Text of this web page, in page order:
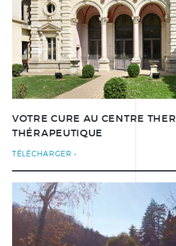
DOCUMENTATIONS
BONS CADEAUX
FORFAITS
SOINS VISAGE
SOINS MAINS ET PIEDS
ÉPILATION
LE CENTRE THERMAL
THÉRAPEUTIQUE
VOTRE CURE AU CENTRE
THÉRAPEUTIQUE
TÉLÉCHARGER